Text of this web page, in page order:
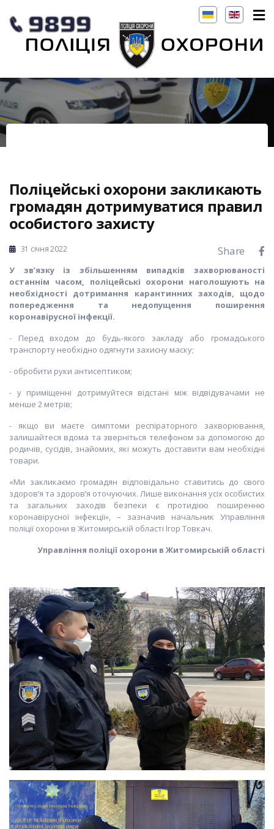
Поліцейські охорони закликають
громадян дотримуватися правил
особистого захисту
31 січня 2022 Share
У зв’язку із збільшенням випадків захворюваності
останнім часом, поліцейські охорони наголошують на
необхідності дотримання карантинних заходів, щодо
попередження та недопущення поширення
коронавірусної інфекції.
- Перед входом до будь-якого закладу або громадського
транспорту необхідно одягнути захисну маску;
- обробити руки антисептиком;
- у приміщенні дотримуйтеся відстані між відвідувачами не
менше 2 метрів;
- якщо ви маєте симптоми респіраторного захворювання,
залишайтеся вдома та зверніться телефоном за допомогою до
родичів, сусідів, знайомих, які можуть доставити вам необхідні
товари.
«Ми закликаємо громадян відповідально ставитись до свого
здоров’я та здоров’я оточуючих. Лише виконання усіх особистих
та загальних заходів безпеки є протидією поширенню
коронавірусної інфекції», – зазначив начальник Управління
поліції охорони в Житомирській області Ігор Товкач.
Управління поліції охорони в Житомирській області